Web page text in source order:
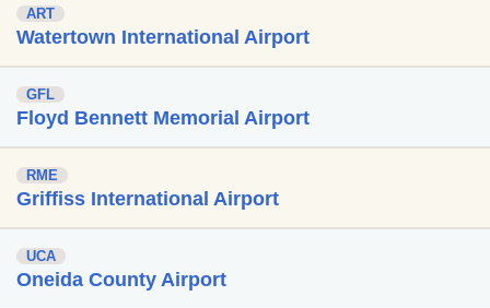
ART
Watertown International Airport
GFL
Floyd Bennett Memorial Airport
RME
Griffiss International Airport
UCA
Oneida County Airport